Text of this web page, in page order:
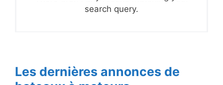
search query.
Les dernières annonces de